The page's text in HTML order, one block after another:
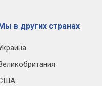
в других странах